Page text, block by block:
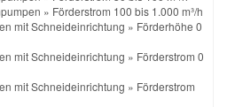
» Förderstrom 100 bis 1.000 m³/h
mit Schneideinrichtung » Förderhöhe 0
mit Schneideinrichtung » Förderstrom 0
mit Schneideinrichtung » Förderstrom